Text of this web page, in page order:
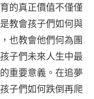
的真正價值不僅僅
教會孩子們如何與
也教會他們何為團
子們未來人生中最
重要意義。在追夢
子們如何跌倒再爬